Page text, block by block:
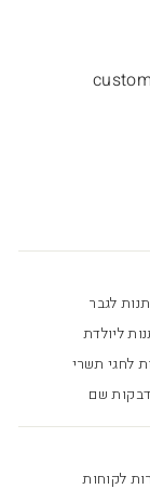
לגבר
ליולדת
לחגי תשרי
שם
לקוחות